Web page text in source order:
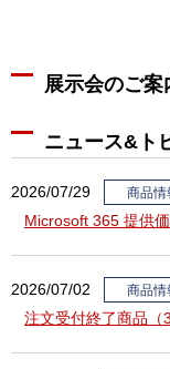
展示会のご案
ニュース&ト
2026/07/29 商品情
Microsoft 365 提供
2026/07/02 商品情
注文受付終了商品（